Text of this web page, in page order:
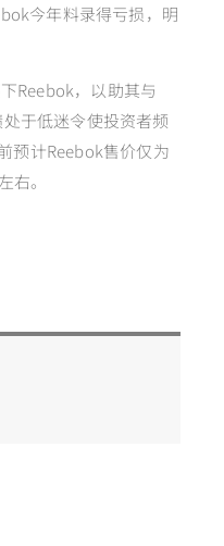
今年料录得亏损，明
Reebok，以助其与
于低迷令使投资者频
预计Reebok售价仅为
右。